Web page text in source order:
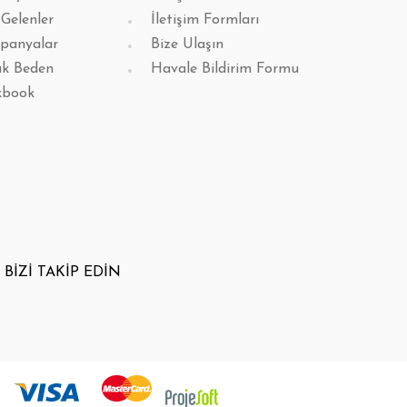
Beden
İletişim Formları
Bize Ulaşın
Havale Bildirim Formu
BİZİ TAKİP EDİN